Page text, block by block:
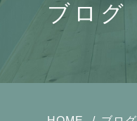
ブログ